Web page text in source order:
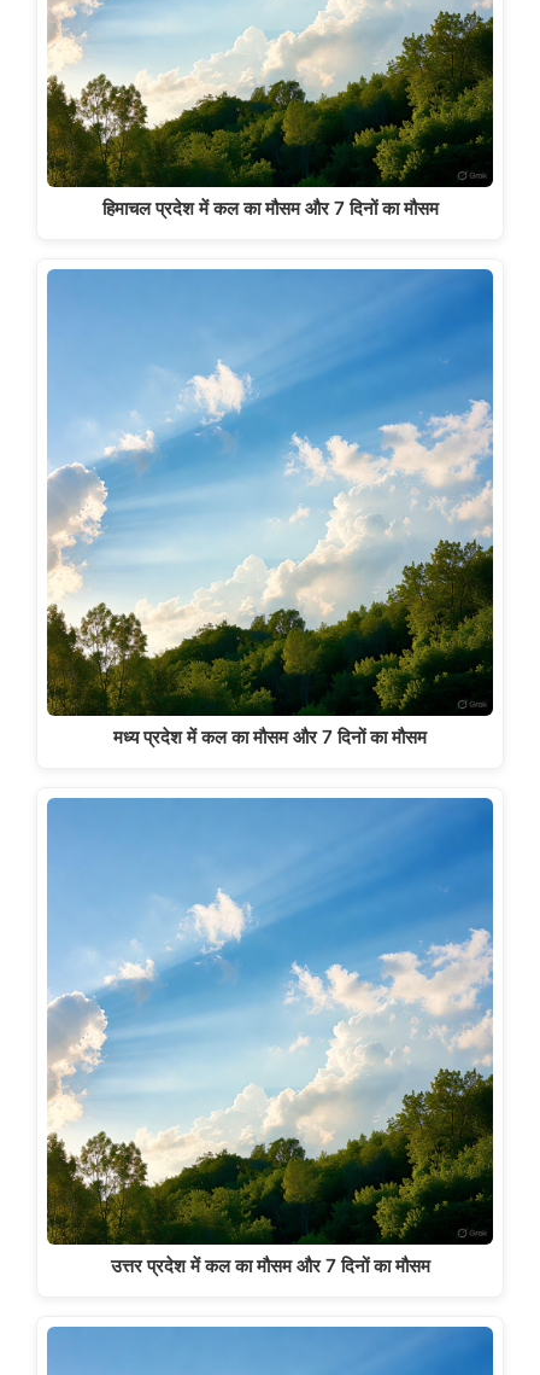
हिमाचल प्रदेश में कल का मौसम और 7 दिनों का मौसम
मध्य प्रदेश में कल का मौसम और 7 दिनों का मौसम
उत्तर प्रदेश में कल का मौसम और 7 दिनों का मौसम